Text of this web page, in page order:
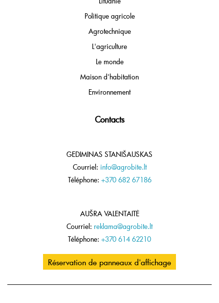
Politique agricole
Agrotechnique
L'agriculture
Le monde
Maison d'habitation
Environnement
Contacts
GEDIMINAS STANIŠAUSKAS
Courriel: info@agrobite.lt
Téléphone: +370 682 67186
AUŠRA VALENTAITĖ
Courriel: reklama@agrobite.lt
Téléphone: +370 614 62210
Réservation de panneaux d'affichage